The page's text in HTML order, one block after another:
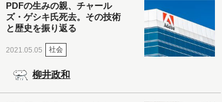
PDFの生みの親、チャール
ズ・ゲシキ氏死去。その技術
と歴史を振り返る
2021.05.05 社会
柳井政和